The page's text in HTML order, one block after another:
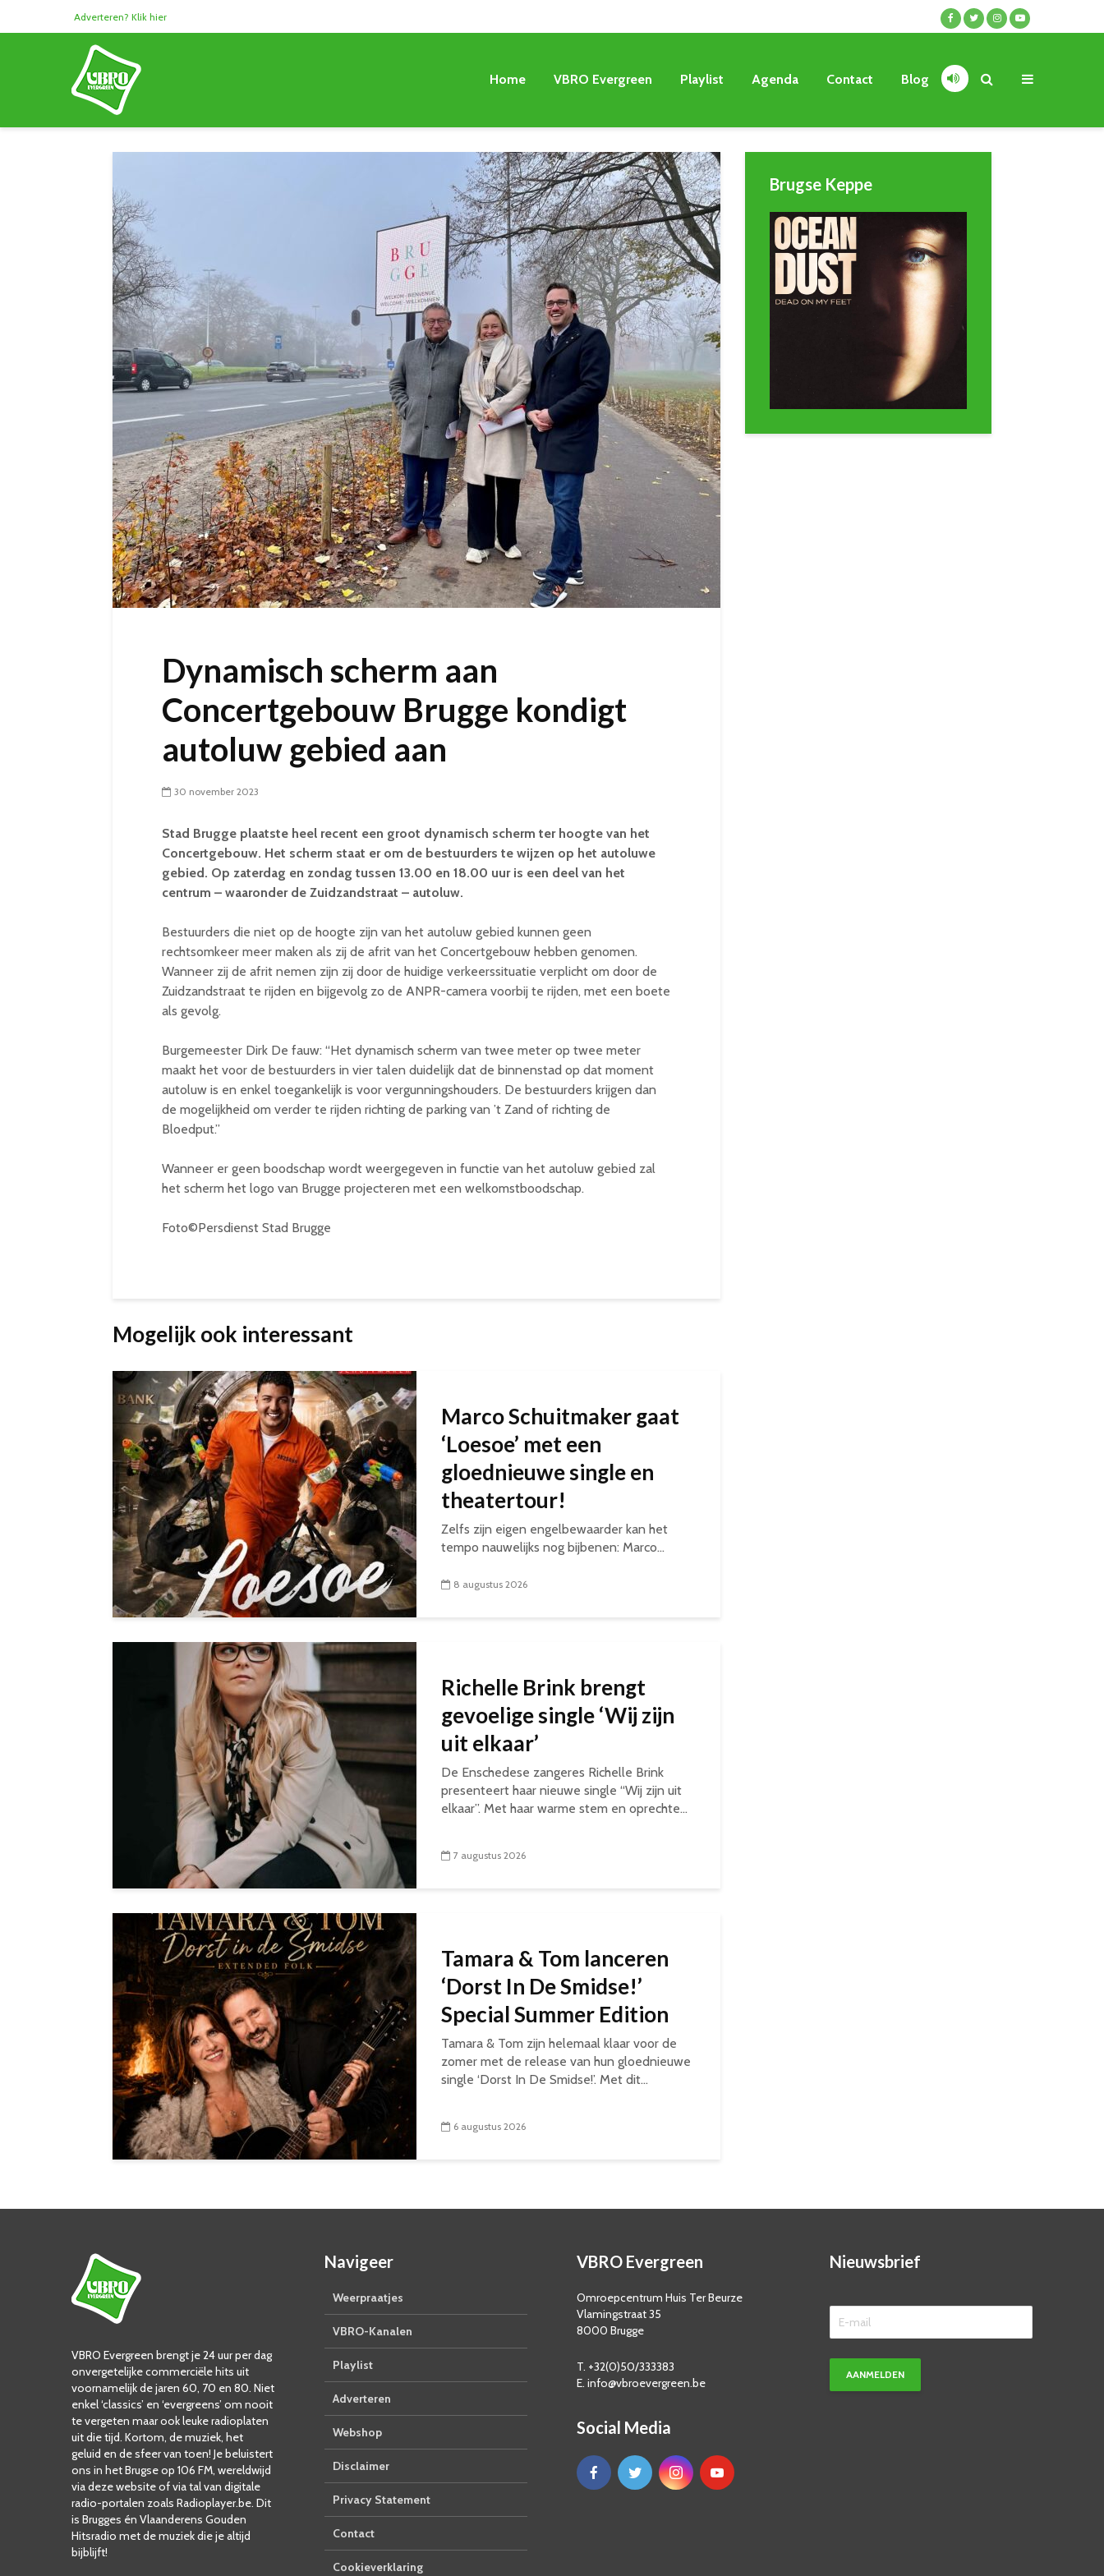
Adverteren? Klik hier
Home VBRO Evergreen Playlist Agenda Contact Blog
Dynamisch scherm aan
Concertgebouw Brugge kondigt
autoluw gebied aan
30 november 2023
Stad Brugge plaatste heel recent een groot dynamisch scherm ter hoogte van het
Concertgebouw. Het scherm staat er om de bestuurders te wijzen op het autoluwe
gebied. Op zaterdag en zondag tussen 13.00 en 18.00 uur is een deel van het
centrum – waaronder de Zuidzandstraat – autoluw.
Bestuurders die niet op de hoogte zijn van het autoluw gebied kunnen geen
rechtsomkeer meer maken als zij de afrit van het Concertgebouw hebben genomen.
Wanneer zij de afrit nemen zijn zij door de huidige verkeerssituatie verplicht om door de
Zuidzandstraat te rijden en bijgevolg zo de ANPR-camera voorbij te rijden, met een boete
als gevolg.
Burgemeester Dirk De fauw: “Het dynamisch scherm van twee meter op twee meter
maakt het voor de bestuurders in vier talen duidelijk dat de binnenstad op dat moment
autoluw is en enkel toegankelijk is voor vergunningshouders. De bestuurders krijgen dan
de mogelijkheid om verder te rijden richting de parking van ’t Zand of richting de
Bloedput.”
Wanneer er geen boodschap wordt weergegeven in functie van het autoluw gebied zal
het scherm het logo van Brugge projecteren met een welkomstboodschap.
Foto©Persdienst Stad Brugge
Mogelijk ook interessant
Marco Schuitmaker gaat
‘Loesoe’ met een
gloednieuwe single en
theatertour!
Zelfs zijn eigen engelbewaarder kan het
tempo nauwelijks nog bijbenen: Marco...
8 augustus 2026
Richelle Brink brengt
gevoelige single ‘Wij zijn
uit elkaar’
De Enschedese zangeres Richelle Brink
presenteert haar nieuwe single “Wij zijn uit
elkaar”. Met haar warme stem en oprechte...
7 augustus 2026
Tamara & Tom lanceren
‘Dorst In De Smidse!’
Special Summer Edition
Tamara & Tom zijn helemaal klaar voor de
zomer met de release van hun gloednieuwe
single ‘Dorst In De Smidse!’. Met dit...
6 augustus 2026
Brugse Keppe
VBRO Evergreen brengt je 24 uur per dag
onvergetelijke commerciële hits uit
voornamelijk de jaren 60, 70 en 80. Niet
enkel ‘classics’ en ‘evergreens’ om nooit
te vergeten maar ook leuke radioplaten
uit die tijd. Kortom, de muziek, het
geluid en de sfeer van toen! Je beluistert
ons in het Brugse op 106 FM, wereldwijd
via deze website of via tal van digitale
radio-portalen zoals Radioplayer.be. Dit
is Brugges én Vlaanderens Gouden
Hitsradio met de muziek die je altijd
bijblijft!
Navigeer
Weerpraatjes
VBRO-Kanalen
Playlist
Adverteren
Webshop
Disclaimer
Privacy Statement
Contact
Cookieverklaring
VBRO Evergreen
Omroepcentrum Huis Ter Beurze
Vlamingstraat 35
8000 Brugge
T. +32(0)50/333383
E. info@vbroevergreen.be
Social Media
Nieuwsbrief